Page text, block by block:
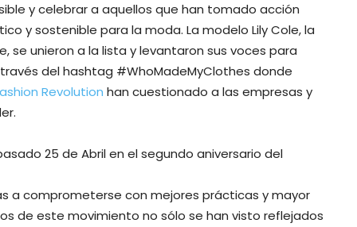
y celebrar a aquellos que han tomado acción
y sostenible para la moda. La modelo Lily Cole, la
se unieron a la lista y levantaron sus voces para
del hashtag #WhoMadeMyClothes donde
Revolution han cuestionado a las empresas y
25 de Abril en el segundo aniversario del
a comprometerse con mejores prácticas y mayor
de este movimiento no sólo se han visto reflejados